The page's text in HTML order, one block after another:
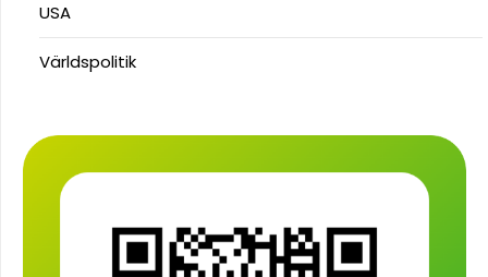
USA
Världspolitik